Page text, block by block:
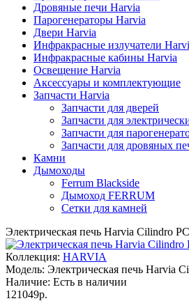
Дровяные печи Harvia
Парогенераторы Harvia
Двери Harvia
Инфракрасные излучатели
Инфракрасные кабины Harvia
Освещение Harvia
Аксессуары и комплектующие
Запчасти Harvia
Запчасти для дверей
Запчасти для
Запчасти для
Запчасти для дровяных
Камни
Дымоходы
Ferrum Blackside
Дымоход FERRUM
Сетки для камней
Электрическая печь Harvia Cilindro
Коллекция: HARVIA
Модель: Электрическая печь Harvia
Наличие: Есть в наличии
121049р.